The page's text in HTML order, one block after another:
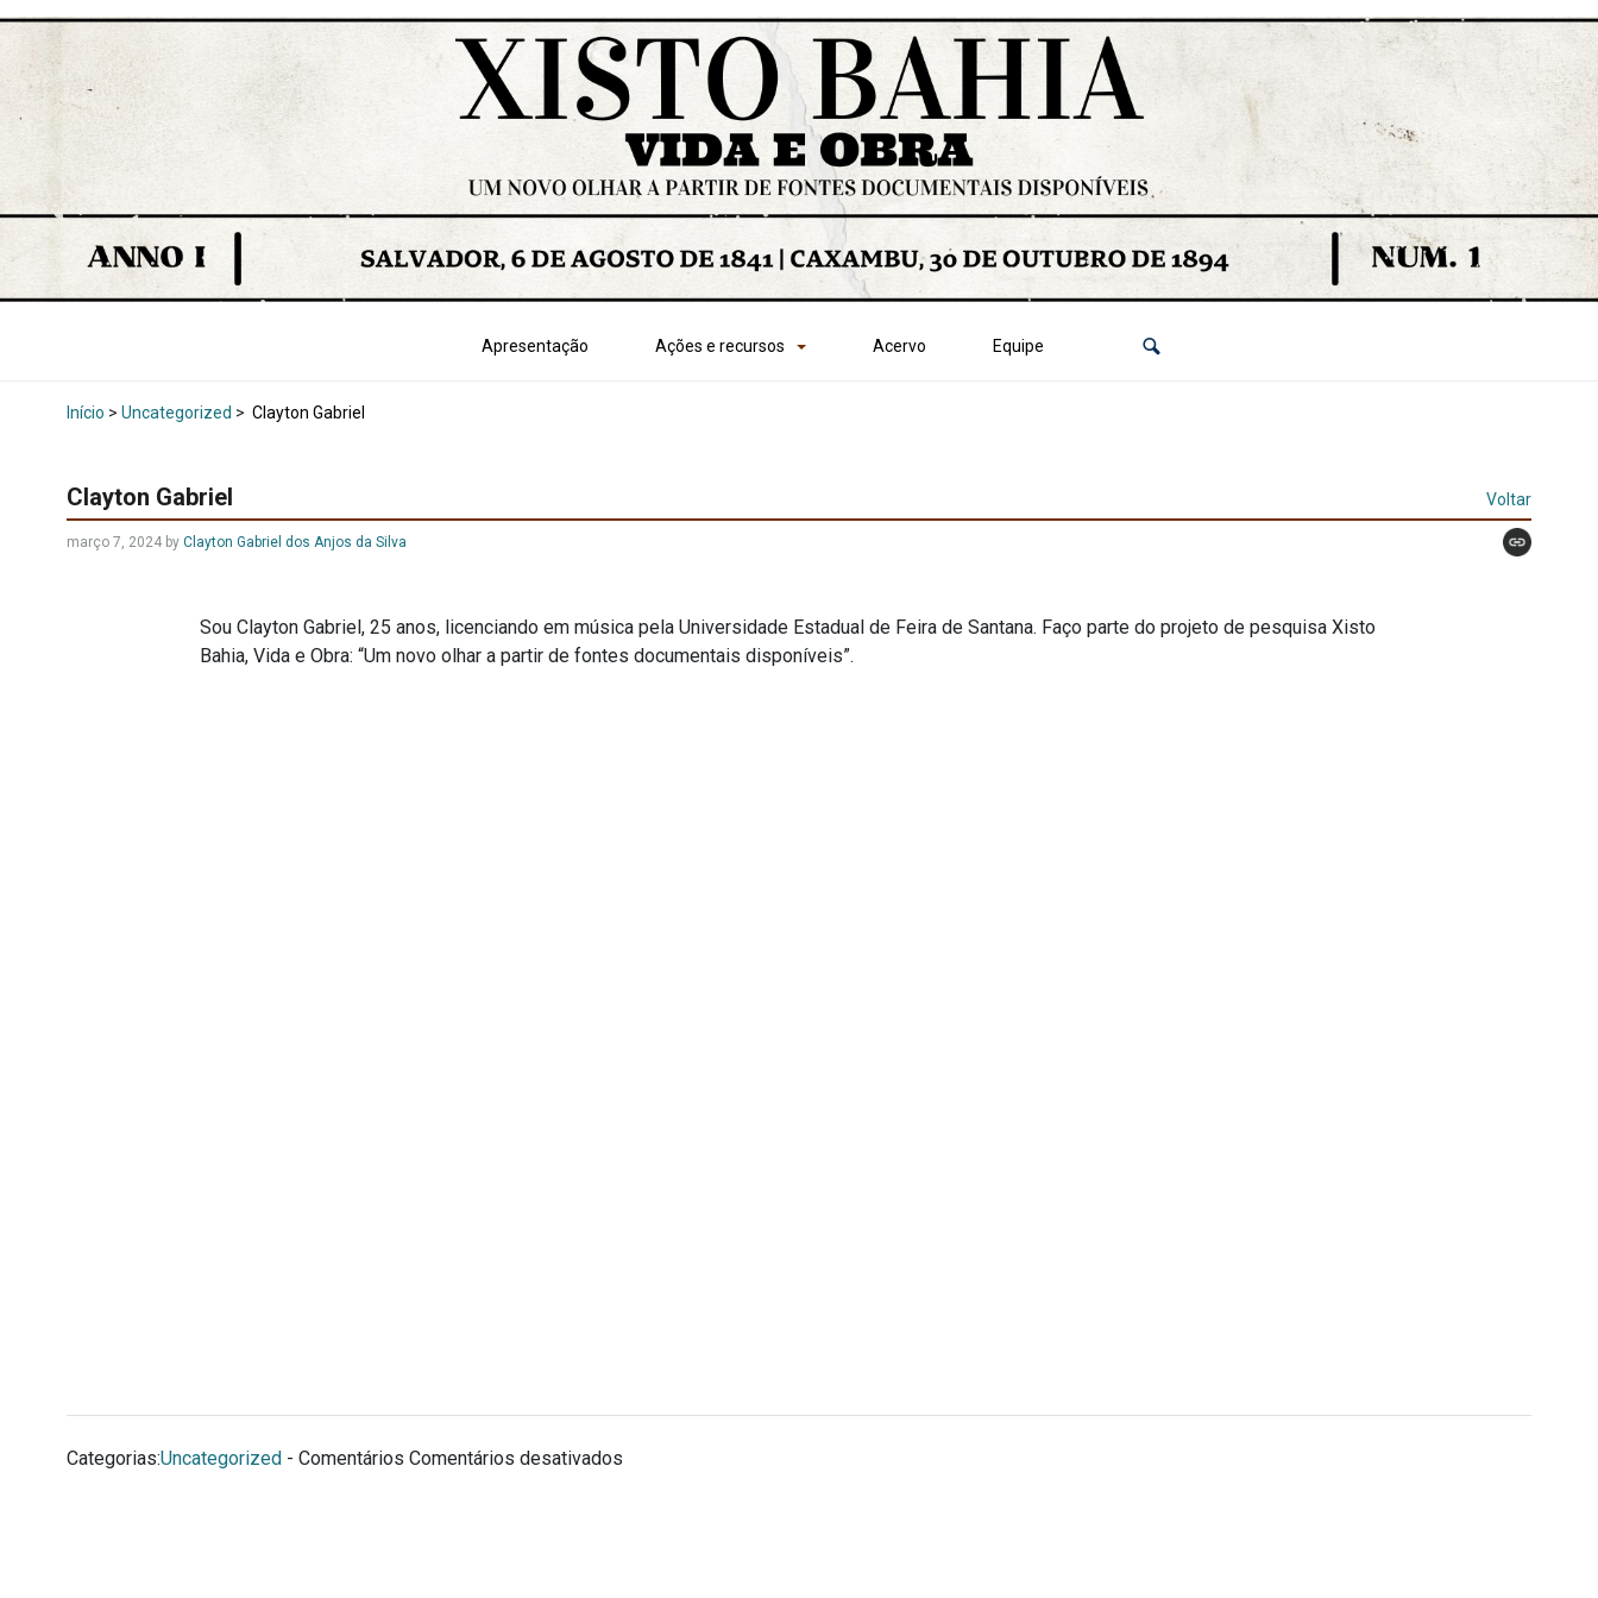
Apresentação Ações e recursos Acervo Equipe
Início > Uncategorized > Clayton Gabriel
Clayton Gabriel Voltar
março 7, 2024 by Clayton Gabriel dos Anjos da Silva
Sou Clayton Gabriel, 25 anos, licenciando em música pela Universidade Estadual de Feira de Santana. Faço parte do projeto de pesquisa Xisto
Bahia, Vida e Obra: “Um novo olhar a partir de fontes documentais disponíveis”.
Categorias:Uncategorized - Comentários Comentários desativados